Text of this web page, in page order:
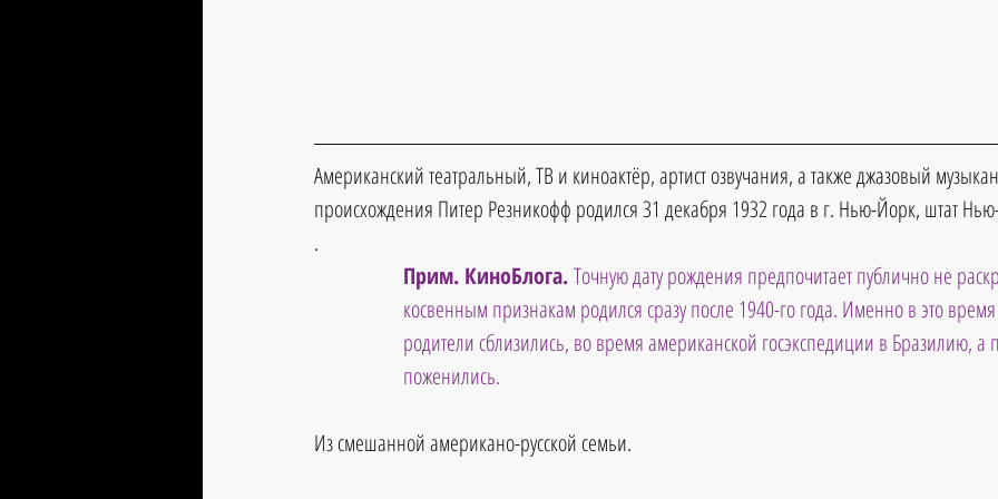
Американский театральный, ТВ и киноактёр, артист озвучания, а также джазовый
происхождения Питер Резникофф родился 31 декабря 1932 года в г. Нью-Йорк, штат
.
Прим. КиноБлога. Точную дату рождения предпочитает публично не
косвенным признакам родился сразу после 1940-го года. Именно в это
родители сблизились, во время американской госэкспедиции в Бразилию, а
поженились.
Из смешанной американо-русской семьи.